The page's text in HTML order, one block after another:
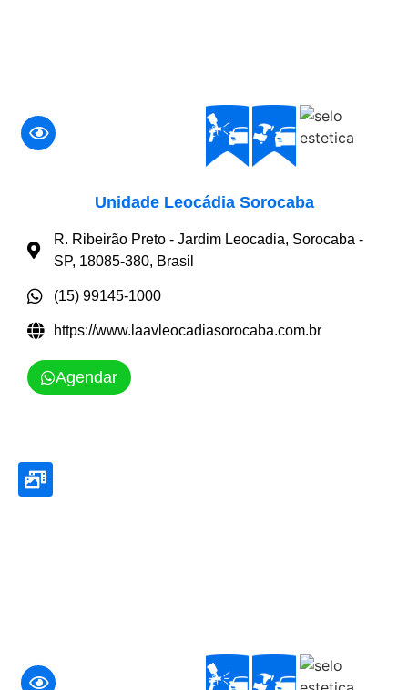
Unidade Leocádia Sorocaba
R. Ribeirão Preto - Jardim Leocadia, Sorocaba -
SP, 18085-380, Brasil
(15) 99145-1000
https://www.laavleocadiasorocaba.com.br
Agendar